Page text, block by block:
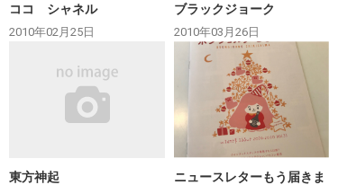
ココ シャネル
2010年02月25日
ブラックジョーク
2010年03月26日
東方神起
ニュースレターもう届きま